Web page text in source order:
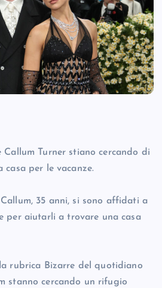
Callum Turner stiano cercando di
casa per le vacanze.
35 anni, si sono affidati a
per aiutarli a trovare una casa
rubrica Bizarre del quotidiano
stanno cercando un rifugio